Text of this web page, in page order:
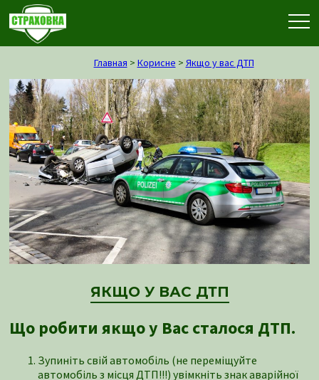
Главная > Корисне > Якщо у вас ДТП
ЯКЩО У ВАС ДТП
Що робити якщо у Вас сталося ДТП.
Зупиніть свій автомобіль (не переміщуйте
автомобіль з місця ДТП!!!) увімкніть знак аварійної